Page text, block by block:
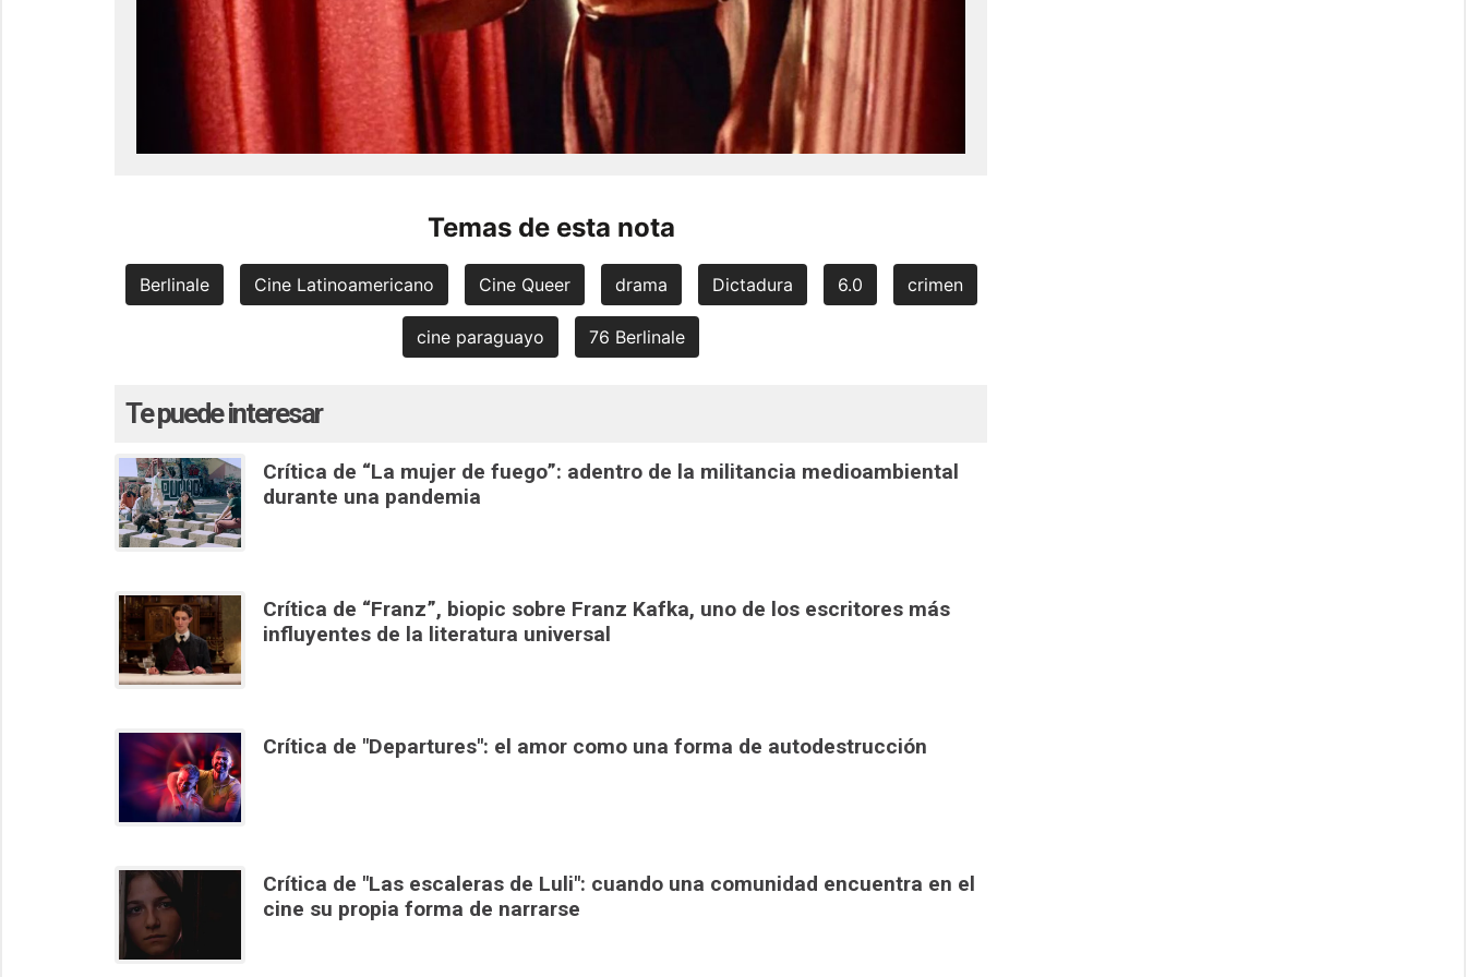
Temas de esta nota
Berlinale Cine Latinoamericano Cine Queer drama Dictadura 6.0 crimen
cine paraguayo 76 Berlinale
Te puede interesar
Crítica de “La mujer de fuego”: adentro de la militancia medioambiental
durante una pandemia
Crítica de “Franz”, biopic sobre Franz Kafka, uno de los escritores más
influyentes de la literatura universal
Crítica de "Departures": el amor como una forma de autodestrucción
Crítica de "Las escaleras de Luli": cuando una comunidad encuentra en el
cine su propia forma de narrarse